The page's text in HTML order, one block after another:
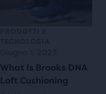
What Is Brooks DNA
Loft Cushioning